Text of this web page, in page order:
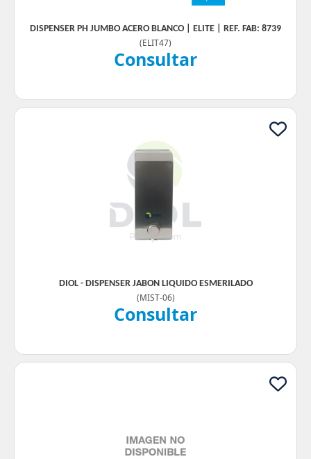
DISPENSER PH JUMBO ACERO BLANCO | ELITE | REF. FAB: 8739
(ELIT47)
Consultar
DIOL - DISPENSER JABON LIQUIDO ESMERILADO
(MIST-06)
Consultar